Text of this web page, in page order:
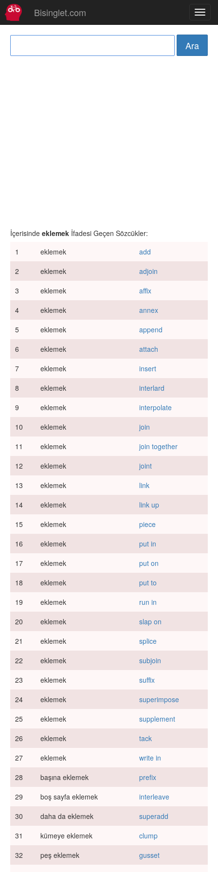
Bisinglet.com
İçerisinde eklemek İfadesi Geçen Sözcükler:
1
eklemek
add
2
eklemek
adjoin
3
eklemek
affix
4
eklemek
annex
5
eklemek
append
6
eklemek
attach
7
eklemek
insert
8
eklemek
interlard
9
eklemek
interpolate
10
eklemek
join
11
eklemek
join together
12
eklemek
joint
13
eklemek
link
14
eklemek
link up
15
eklemek
piece
16
eklemek
put in
17
eklemek
put on
18
eklemek
put to
19
eklemek
run in
20
eklemek
slap on
21
eklemek
splice
22
eklemek
subjoin
23
eklemek
suffix
24
eklemek
superimpose
25
eklemek
supplement
26
eklemek
tack
27
eklemek
write in
28
başına eklemek
prefix
29
boş sayfa eklemek
interleave
30
daha da eklemek
superadd
31
kümeye eklemek
clump
32
peş eklemek
gusset